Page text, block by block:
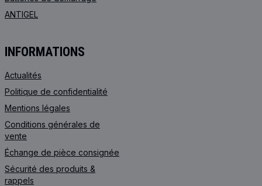
ANTIGEL
INFORMATIONS
Actualités
Politique de confidentialité
Mentions légales
Conditions générales de
vente
Échange de pièce consignée
Sécurité des produits &
rappels